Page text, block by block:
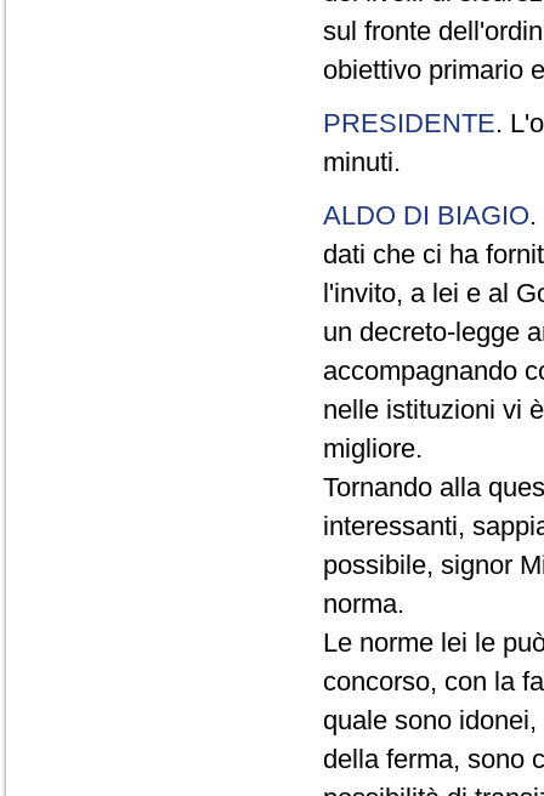
sul fronte
obiettivo primario
PRESIDENTE.
minuti.
ALDO DI BIAGIO
dati che ci ha
l'invito, a lei e al
un decreto-legge
accompagnando
nelle istituzioni vi
migliore.
Tornando alla
interessanti,
possibile, signor
norma.
Le norme lei le
concorso, con la
quale sono
della ferma, sono